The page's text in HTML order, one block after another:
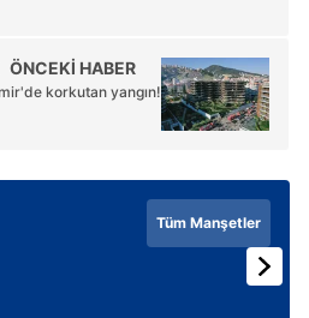
ÖNCEKİ HABER
korkutan yangın!
Tüm Manşetler